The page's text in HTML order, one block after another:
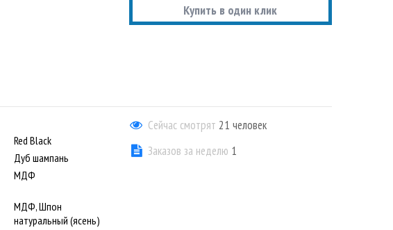
Купить в один клик
Red Black
Дуб шампань
МДФ
МДФ, Шпон
натуральный (ясень)
Сейчас смотрят 21 человек
Заказов за неделю 1